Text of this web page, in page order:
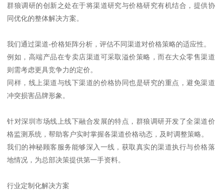
群狼调研的创新之处在于将渠道研究与价格研究有机结合，提供协
同优化的整体解决方案。
我们通过渠道-价格矩阵分析，评估不同渠道对价格策略的适应性。
例如，高端产品在专卖店渠道可采取溢价策略，而在大众零售渠道
则需考虑更具竞争力的定价。
同样，线上渠道与线下渠道的价格协同也是研究的重点，避免渠道
冲突损害品牌形象。
针对深圳市场线上线下融合发展的特点，群狼调研开发了全渠道价
格监测系统，帮助客户实时掌握各渠道价格动态，及时调整策略。
我们的神秘顾客服务能够深入一线，获取真实的渠道执行与价格落
地情况，为总部决策提供第一手资料。
行业定制化解决方案